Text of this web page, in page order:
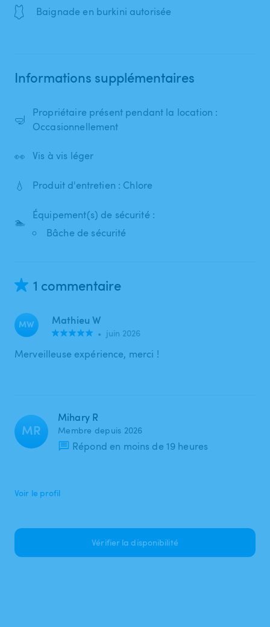
🩱 Baignade en burkini autorisée
Informations supplémentaires
🤿
Propriétaire présent pendant la location :
Occasionnellement
👀 Vis à vis léger
💧 Produit d'entretien : Chlore
🏊
Équipement(s) de sécurité :
Bâche de sécurité
1 commentaire
MW Mathieu W
• juin 2026
Merveilleuse expérience, merci !
MR
Mihary R
Membre depuis 2026
Répond en moins de 19 heures
Voir le profil
Vérifier la disponibilité